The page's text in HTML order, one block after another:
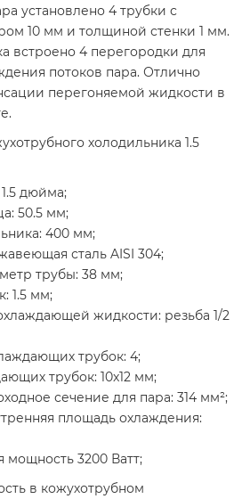
установлено 4 трубки с
10 мм и толщиной стенки 1 мм.
встроено 4 перегородки для
потоков пара. Отлично
перегоняемой жидкости в
холодильника 1.5
дюйма;
50.5 мм;
400 мм;
сталь AISI 304;
трубы: 38 мм;
1.5 мм;
жидкости: резьба 1/2
трубок: 4;
трубок: 10x12 мм;
сечение для пара: 314 мм²;
площадь охлаждения:
мощность 3200 Ватт;
в кожухотрубном